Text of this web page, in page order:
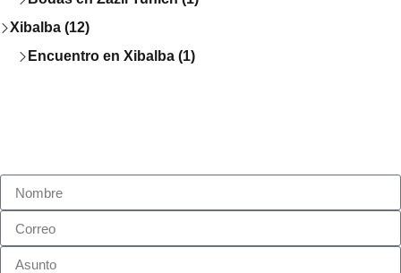
Xibalba (12)
Encuentro en Xibalba (1)